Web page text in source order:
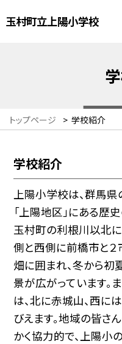
玉村町立上陽小学校
トップページ > 学校紹介
学校紹介
上陽小学校は、群馬
「上陽地区」にある歴
玉村町の利根川以北に
側と西側に前橋市と２
畑に囲まれ、冬から初
景が広がっています。
は、北に赤城山、西に
びえます。地域の皆さ
かく協力的で、上陽小